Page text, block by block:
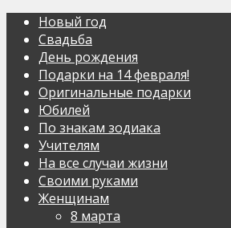
Новый год
Свадьба
День рождения
Подарки на 14 февраля!
Оригинальные подарки
Юбилей
По знакам зодиака
Учителям
На все случаи жизни
Своими руками
Женщинам
8 марта